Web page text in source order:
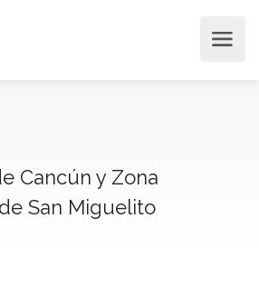
Cancún y Zona
San Miguelito